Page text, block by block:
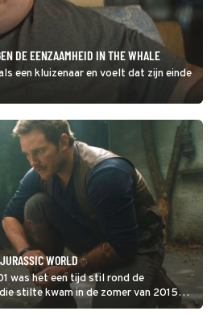
DE EENZAAMHEID IN THE WHALE
een kluizenaar en voelt dat zijn einde
WORLD
was het een tijd stil rond de
stilte kwam in de zomer van 2015